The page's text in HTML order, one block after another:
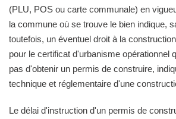
(PLU, POS ou carte communale) en
la commune où se trouve le bien indique,
toutefois, un éventuel droit à la
pour le certificat d'urbanisme opérationnel
pas d'obtenir un permis de construire,
technique et réglementaire d'une
Le délai d'instruction d'un permis de